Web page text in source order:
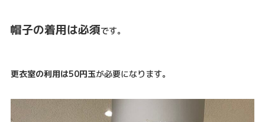
帽子の着用は必須です。
更衣室の利用は50円玉が必要になります。